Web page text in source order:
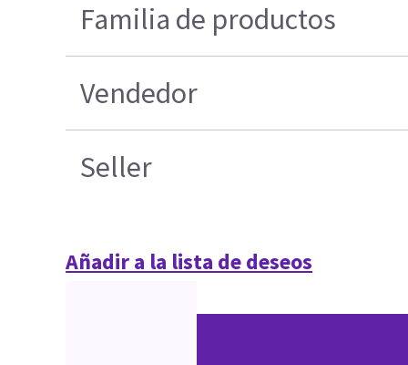
Familia de productos
Vendedor
Seller
Añadir a la lista de deseos